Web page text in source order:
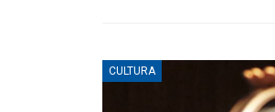
CULTURA